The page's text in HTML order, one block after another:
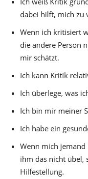
dabei hilft, mich zu
Wenn ich kritisiert
die andere Person
mir schätzt.
Ich kann Kritik
Ich überlege, was
Ich bin mir meiner
Ich habe ein
Wenn mich
ihm das nicht übel,
Hilfestellung.